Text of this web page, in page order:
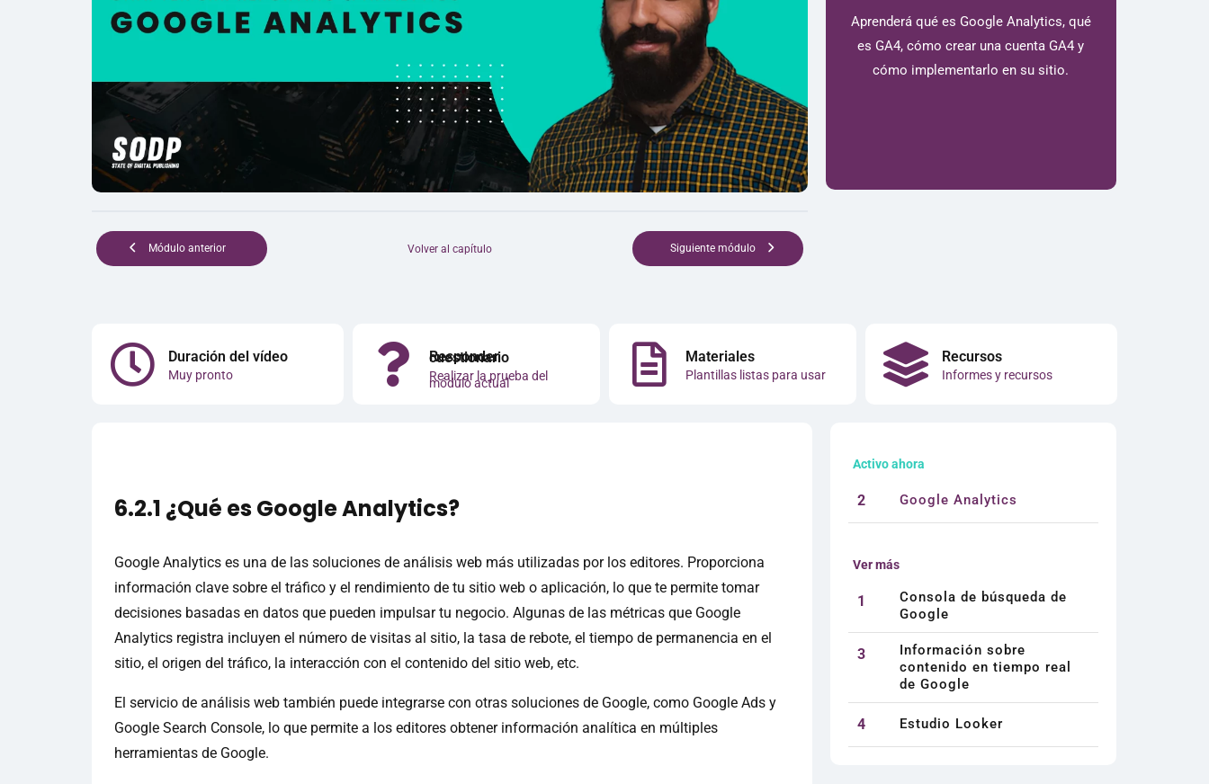
Módulo anterior Volver al capítulo Siguiente módulo
Aprenderá qué es Google Analytics, qué
es GA4, cómo crear una cuenta GA4 y
cómo implementarlo en su sitio.
Duración del vídeo
Muy pronto
Responder cuestionario
Realizar la prueba del
módulo actual
Materiales
Plantillas listas para usar
Recursos
Informes y recursos
6.2.1 ¿Qué es Google Analytics?
Google Analytics es una de las soluciones de análisis web más utilizadas por los editores. Proporciona
información clave sobre el tráfico y el rendimiento de tu sitio web o aplicación, lo que te permite tomar
decisiones basadas en datos que pueden impulsar tu negocio. Algunas de las métricas que Google
Analytics registra incluyen el número de visitas al sitio, la tasa de rebote, el tiempo de permanencia en el
sitio, el origen del tráfico, la interacción con el contenido del sitio web, etc.
El servicio de análisis web también puede integrarse con otras soluciones de Google, como Google Ads y
Google Search Console, lo que permite a los editores obtener información analítica en múltiples
herramientas de Google.
Activo ahora
2 Google Analytics
Ver más
1
Consola de búsqueda de
Google
3
Información sobre
contenido en tiempo real
de Google
4 Estudio Looker